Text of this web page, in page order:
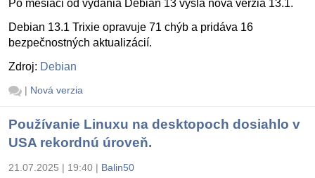
Po mesiaci od vydania Debian 13 vyšla nová verzia 13.1.
Debian 13.1 Trixie opravuje 71 chýb a pridáva 16
bezpečnostných aktualizácií.
Zdroj: Debian
| Nová verzia
Používanie Linuxu na desktopoch dosiahlo v
USA rekordnú úroveň.
21.07.2025 | 19:40 | Balin50